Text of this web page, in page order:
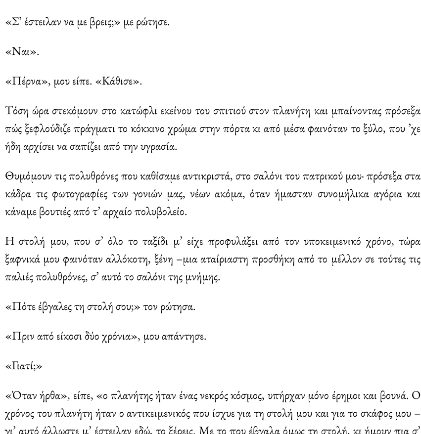
«Σ’ έστειλαν να με βρεις;» με ρώτησε.
«Ναι».
«Πέρνα», μου είπε. «Κάθισε».
Τόση ώρα στεκόμουν στο κατώφλι εκείνου του σπιτιού στον πλανήτη και μπαίνοντας πρόσεξα
πώς ξεφλούδιζε πράγματι το κόκκινο χρώμα στην πόρτα κι από μέσα φαινόταν το ξύλο, που ’χε
ήδη αρχίσει να σαπίζει από την υγρασία.
Θυμόμουν τις πολυθρόνες που καθίσαμε αντικριστά, στο σαλόνι του πατρικού μου· πρόσεξα στα
κάδρα τις φωτογραφίες των γονιών μας, νέων ακόμα, όταν ήμασταν συνομήλικα αγόρια και
κάναμε βουτιές από τ’ αρχαίο πολυβολείο.
Η στολή μου, που σ’ όλο το ταξίδι μ’ είχε προφυλάξει από τον υποκειμενικό χρόνο, τώρα
ξαφνικά μου φαινόταν αλλόκοτη, ξένη –μια αταίριαστη προσθήκη από το μέλλον σε τούτες τις
παλιές πολυθρόνες, σ’ αυτό το σαλόνι της μνήμης.
«Πότε έβγαλες τη στολή σου;» τον ρώτησα.
«Πριν από είκοσι δύο χρόνια», μου απάντησε.
«Γιατί;»
«Όταν ήρθα», είπε, «ο πλανήτης ήταν ένας νεκρός κόσμος, υπήρχαν μόνο έρημοι και βουνά. Ο
χρόνος του πλανήτη ήταν ο αντικειμενικός που ίσχυε για τη στολή μου και για το σκάφος μου –
γι’ αυτό άλλωστε μ’ έστειλαν εδώ, το ξέρεις. Με το που έβγαλα όμως τη στολή, κι ήμουν πια σ’